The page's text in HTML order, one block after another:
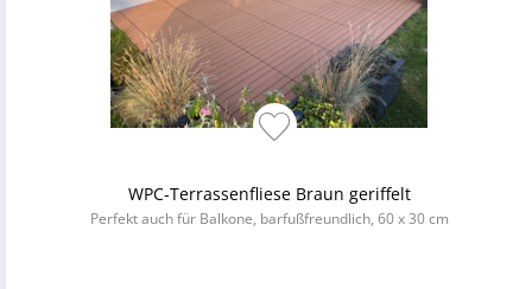
WPC-Terrassenfliese Braun geriffelt
Perfekt auch für Balkone, barfußfreundlich, 60 x 30 cm